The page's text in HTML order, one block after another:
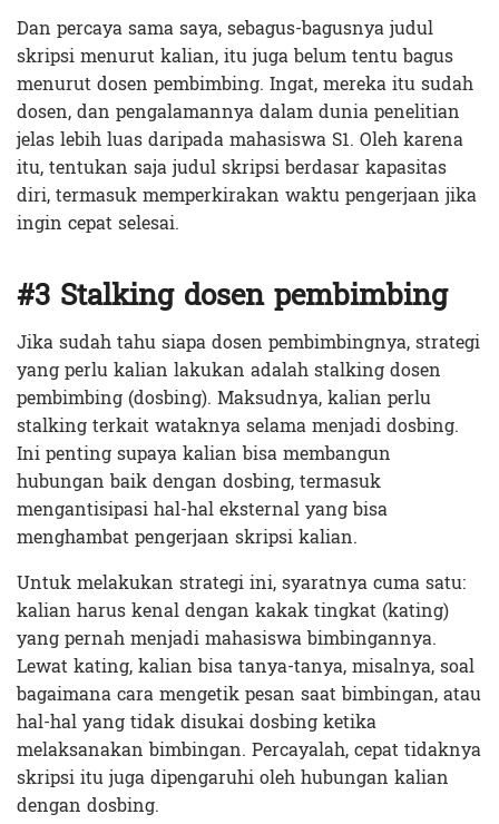
Dan percaya sama saya, sebagus-bagusnya judul
skripsi menurut kalian, itu juga belum tentu bagus
menurut dosen pembimbing. Ingat, mereka itu sudah
dosen, dan pengalamannya dalam dunia penelitian
jelas lebih luas daripada mahasiswa S1. Oleh karena
itu, tentukan saja judul skripsi berdasar kapasitas
diri, termasuk memperkirakan waktu pengerjaan jika
ingin cepat selesai.
#3 Stalking dosen pembimbing
Jika sudah tahu siapa dosen pembimbingnya, strategi
yang perlu kalian lakukan adalah stalking dosen
pembimbing (dosbing). Maksudnya, kalian perlu
stalking terkait wataknya selama menjadi dosbing.
Ini penting supaya kalian bisa membangun
hubungan baik dengan dosbing, termasuk
mengantisipasi hal-hal eksternal yang bisa
menghambat pengerjaan skripsi kalian.
Untuk melakukan strategi ini, syaratnya cuma satu:
kalian harus kenal dengan kakak tingkat (kating)
yang pernah menjadi mahasiswa bimbingannya.
Lewat kating, kalian bisa tanya-tanya, misalnya, soal
bagaimana cara mengetik pesan saat bimbingan, atau
hal-hal yang tidak disukai dosbing ketika
melaksanakan bimbingan. Percayalah, cepat tidaknya
skripsi itu juga dipengaruhi oleh hubungan kalian
dengan dosbing.